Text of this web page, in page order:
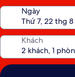
Ngày
Khách